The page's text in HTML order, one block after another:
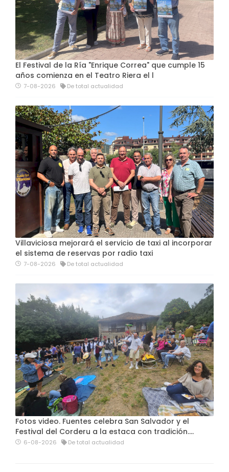
El Festival de la Ría "Enrique Correa" que cumple 15
años comienza en el Teatro Riera el l
7-08-2026 De total actualidad
Villaviciosa mejorará el servicio de taxi al incorporar
el sistema de reservas por radio taxi
7-08-2026 De total actualidad
Fotos video. Fuentes celebra San Salvador y el
Festival del Corderu a la estaca con tradición....
6-08-2026 De total actualidad